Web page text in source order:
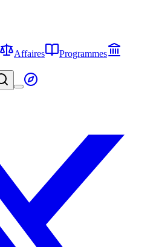
Affaires
Programmes